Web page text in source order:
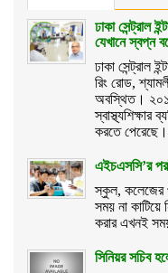
ঢাকা সেন্ট্রাল
যেখানে স্বপ্ন
ঢাকা সেন্ট্রাল
রিং রোড,
অবস্থিত।
স্বাস্থ্যশিক্ষার
করতে
এইচএসসি’র
স্কুল, কলেজের
সময় না
করার এখনই
সিনিয়র সচিব